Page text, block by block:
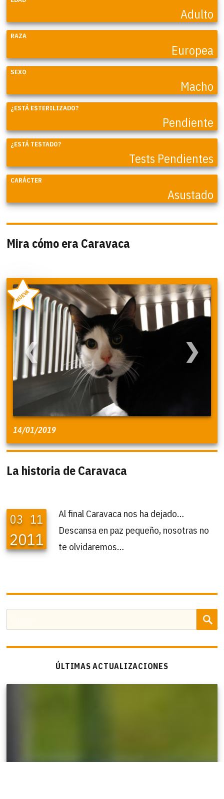
Adulto
RAZA
Europea
SEXO
Macho
¿ESTÁ ESTERILIZADO?
Pendiente
¿ESTÁ TESTADO?
Tests Pendientes
CARÁCTER
Asustado
Mira cómo era Caravaca
❮ ❯
NUEVA
14/01/2019
La historia de Caravaca
03 11
2011
Al final Caravaca nos ha dejado…
Descansa en paz pequeño, nosotras no
te olvidaremos…
por:
ÚLTIMAS ACTUALIZACIONES